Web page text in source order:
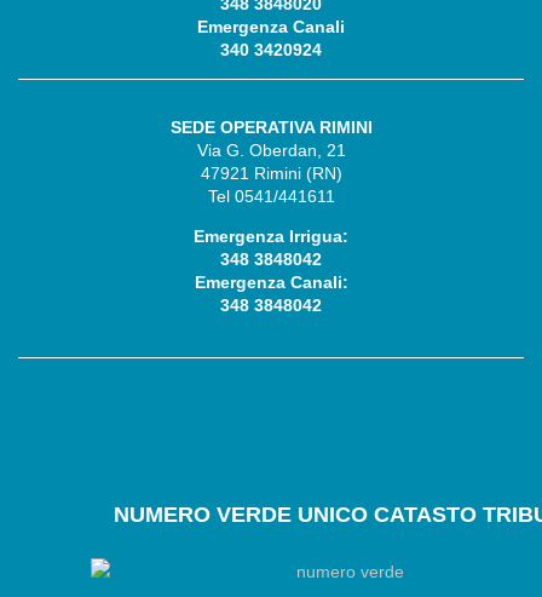
348 3848020
Emergenza Canali
340 3420924
SEDE OPERATIVA RIMINI
Via G. Oberdan, 21
47921 Rimini (RN)
Tel 0541/441611
Emergenza Irrigua:
348 3848042
Emergenza Canali:
348 3848042
NUMEROVERDE UNICO CATASTO